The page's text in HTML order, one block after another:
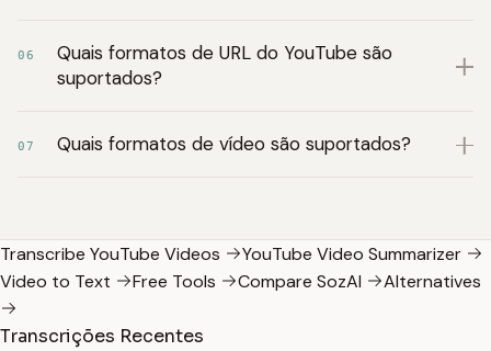
06
Quais formatos de URL do YouTube são
suportados?
07 Quais formatos de vídeo são suportados?
Transcribe YouTube Videos
YouTube Video Summarizer
Video to Text
Free Tools Compare SozAI Alternatives
Transcrições Recentes